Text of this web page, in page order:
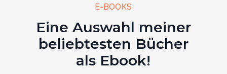
E-BOOKS
Eine Auswahl meiner
beliebtesten Bücher
als Ebook!